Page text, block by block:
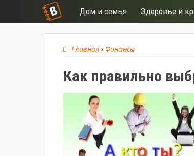
Дом и семья Здоровье и
Главная › Финансы
Как правильно